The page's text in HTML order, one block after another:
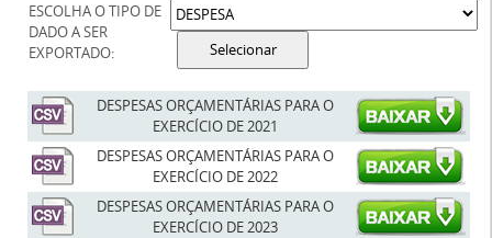
ESCOLHA O TIPO DE
DADO A SER
EXPORTADO:
DESPESAS ORÇAMENTÁRIAS PARA O
EXERCÍCIO DE 2021
DESPESAS ORÇAMENTÁRIAS PARA O
EXERCÍCIO DE 2022
DESPESAS ORÇAMENTÁRIAS PARA O
EXERCÍCIO DE 2023